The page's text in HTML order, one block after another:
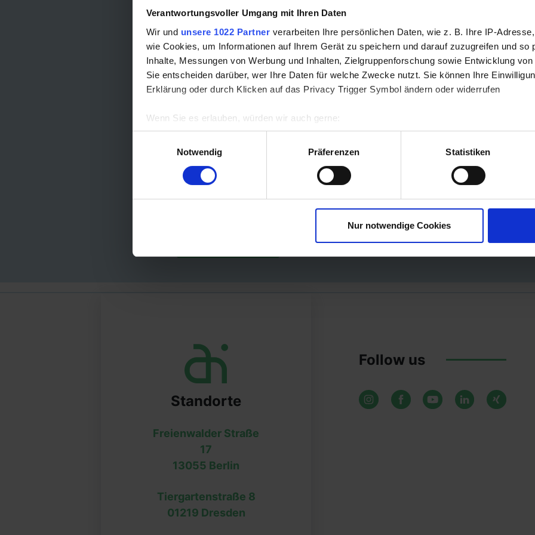
Verantwortungsvoller Umgang mit Ihren Daten
Wir und unsere 1022 Partner verarbeiten Ihre persönlichen Daten, wie z. B. Ihre IP-
wie Cookies, um Informationen auf Ihrem Gerät zu speichern und darauf zuzugreifen und so
Inhalte, Messungen von Werbung und Inhalten, Zielgruppenforschung sowie Entwicklung
Sie entscheiden darüber, wer Ihre Daten für welche Zwecke nutzt. Sie können Ihre
Erklärung oder durch Klicken auf das Privacy Trigger Symbol ändern oder widerrufen
Wenn Sie es erlauben, würden wir auch gerne:
Informationen über Ihre geografische Lage erfassen, welche bis auf einige Meter
Ihr Gerät durch aktives Scannen nach bestimmten Merkmalen (Fingerprinting)
Erfahren Sie mehr darüber, wie Ihre persönlichen Daten verarbeitet werden, und legen Sie
Einzelheitenfest.
Wir verwenden Cookies, um Inhalte und Anzeigen zu personalisieren, Funktionen für soziale
und die Zugriffe auf unsere Website zu analysieren. Außerdem geben wir Informationen zu
Notwendig
Präferenzen Statistiken
Nur notwendige Cookies
Standorte
Freienwalder Straße
17
13055 Berlin
Tiergartenstraße 8
01219 Dresden
Follow us